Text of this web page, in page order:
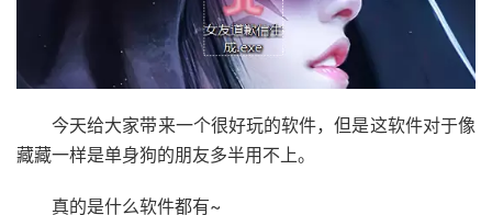
今天给大家带来一个很好玩的软件，但是这软件对于像
藏藏一样是单身狗的朋友多半用不上。
真的是什么软件都有~